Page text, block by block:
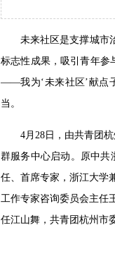
未来社区是支撑城市
标志性成果，吸引青年参
——我为‘未来社区’献点
当。
4月28日，由共青团
群服务中心启动。原中共
任、首席专家，浙江大学
工作专家咨询委员会主任
任江山舞，共青团杭州市